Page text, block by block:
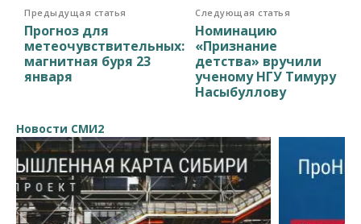
Предыдущая статья
Прогноз для
метеочувствительных:
магнитная буря 23
января
Следующая статья
Номинацию
«Признание
детства» вручили
ученому НГУ Тимуру
Насыбуллову
Новости СМИ2